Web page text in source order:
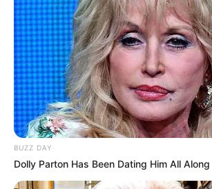
BUZZ DAY
Dolly Parton Has Been Dating Him All Along